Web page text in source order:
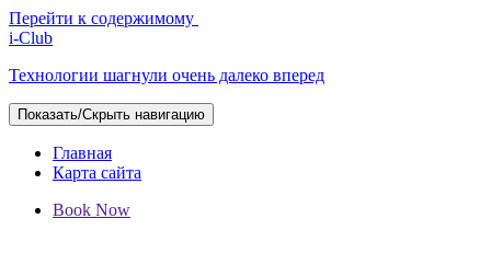
Перейти к содержимому
i-Club
Технологии шагнули очень далеко вперед
Показать/Скрыть навигацию
Главная
Карта сайта
Book Now